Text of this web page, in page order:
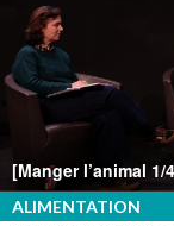
[Manger l’animal
ALIMENTATION